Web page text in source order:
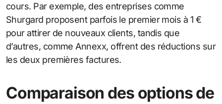
cours. Par exemple, des entreprises comme
Shurgard proposent parfois le premier mois à 1 €
pour attirer de nouveaux clients, tandis que
d’autres, comme Annexx, offrent des réductions sur
les deux premières factures.
Comparaison des options de